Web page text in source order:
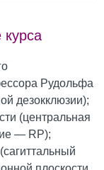
Рудольфа
дезокклюзии);
(центральная
— RP);